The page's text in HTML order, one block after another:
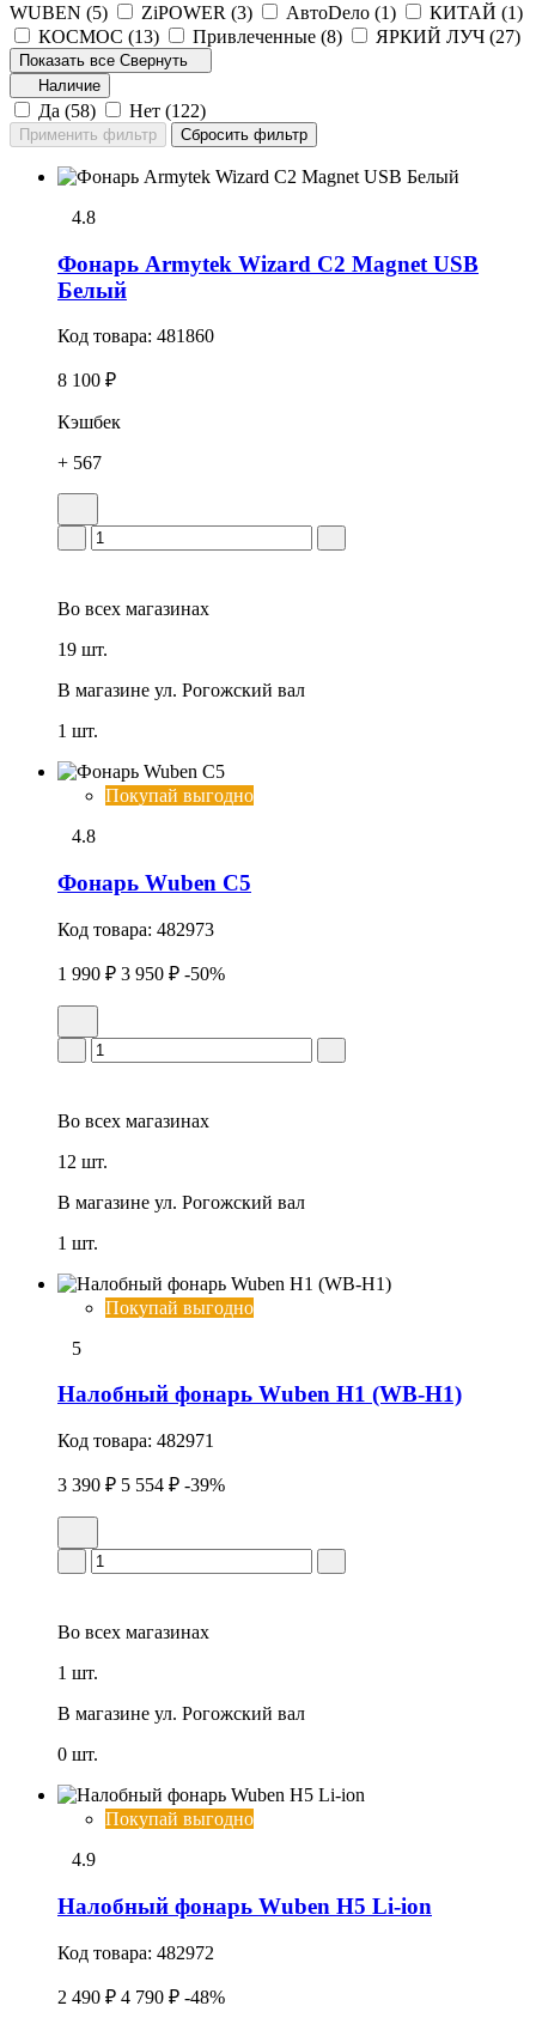
WUBEN (5) ZiPOWER (3) АвтоDело (1) КИТАЙ (1)
КОСМОС (13) Привлеченные (8) ЯРКИЙ ЛУЧ (27)
Показать все Свернуть
Наличие
Да (58) Нет (122)
4.8
Фонарь Armytek Wizard C2 Magnet USB
Белый
Код товара: 481860
8 100 ₽
Кэшбек
+ 567
Во всех магазинах
19 шт.
В магазине ул. Рогожский вал
1 шт.
Покупай выгодно
4.8
Фонарь Wuben C5
Код товара: 482973
1 990 ₽ 3 950 ₽ -50%
Во всех магазинах
12 шт.
В магазине ул. Рогожский вал
1 шт.
Покупай выгодно
5
Налобный фонарь Wuben H1 (WB-H1)
Код товара: 482971
3 390 ₽ 5 554 ₽ -39%
Во всех магазинах
1 шт.
В магазине ул. Рогожский вал
0 шт.
Покупай выгодно
4.9
Налобный фонарь Wuben H5 Li-ion
Код товара: 482972
2 490 ₽ 4 790 ₽ -48%